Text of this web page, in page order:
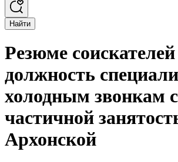
Найти
Резюме
должность
холодным звонкам с
частичной
Архонской